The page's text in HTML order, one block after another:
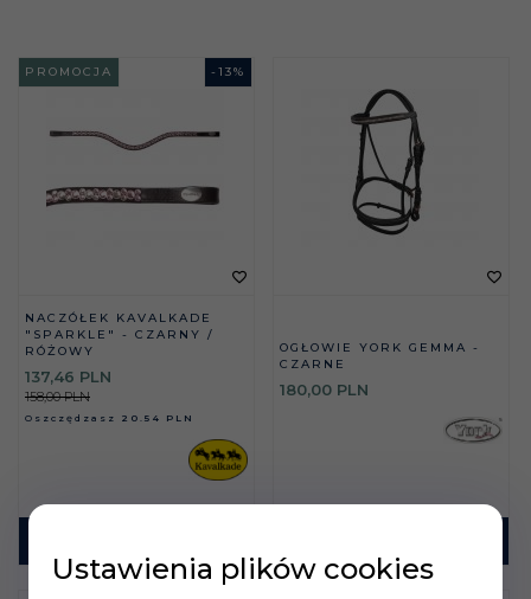
- 13%
PROMOCJA
NACZÓŁEK KAVALKADE
"SPARKLE" - CZARNY /
RÓŻOWY
137,46 PLN
158,00 PLN
Oszczędzasz 20.54 PLN
OGŁOWIE YORK GEMMA -
CZARNE
180,00 PLN
Ustawienia plików cookies